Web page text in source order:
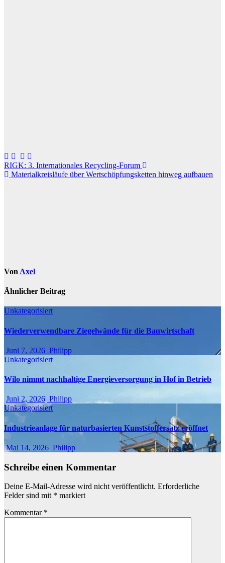
Beitragsnavigation
RIGK: 3. Internationales Recycling-Forum
Materialkreisläufe über Wertschöpfungsketten hinweg aufbauen
Von Axel
Ähnlicher Beitrag
Unkategorisiert
Wiederverwendbare Ziegelwände für die Bauwirtschaft
Juni 7, 2026 Philipp
Unkategorisiert
Wilo nimmt nachhaltige Energieversorgung in Hof in Betrieb
Juni 2, 2026 Philipp
Unkategorisiert
Industrieanlage für naturbasierten Kunststoffersatz eröffnet
Mai 14, 2026 Philipp
Schreibe einen Kommentar
Deine E-Mail-Adresse wird nicht veröffentlicht. Erforderliche
Felder sind mit * markiert
Kommentar *